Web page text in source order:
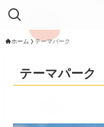
ホーム テーマパーク
テーマパーク